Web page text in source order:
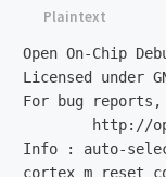
Open On-Chip
Licensed under
For bug reports,
Info : auto-
cortex_m